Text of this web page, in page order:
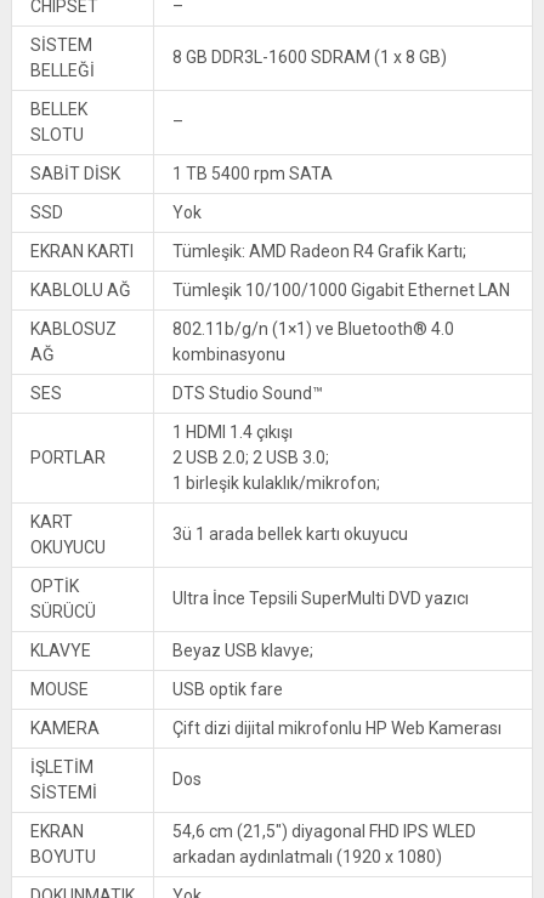
CHIPSET
–
SİSTEM
BELLEĞİ
8 GB DDR3L-1600 SDRAM (1 x 8 GB)
BELLEK
SLOTU
–
SABİT DİSK
1 TB 5400 rpm SATA
SSD
Yok
EKRAN KARTI
Tümleşik: AMD Radeon R4 Grafik Kartı;
KABLOLU AĞ
Tümleşik 10/100/1000 Gigabit Ethernet LAN
KABLOSUZ
AĞ
802.11b/g/n (1×1) ve Bluetooth® 4.0
kombinasyonu
SES
DTS Studio Sound™
PORTLAR
1 HDMI 1.4 çıkışı
2 USB 2.0; 2 USB 3.0;
1 birleşik kulaklık/mikrofon;
KART
OKUYUCU
3ü 1 arada bellek kartı okuyucu
OPTİK
SÜRÜCÜ
Ultra İnce Tepsili SuperMulti DVD yazıcı
KLAVYE
Beyaz USB klavye;
MOUSE
USB optik fare
KAMERA
Çift dizi dijital mikrofonlu HP Web Kamerası
İŞLETİM
SİSTEMİ
Dos
EKRAN
BOYUTU
54,6 cm (21,5″) diyagonal FHD IPS WLED
arkadan aydınlatmalı (1920 x 1080)